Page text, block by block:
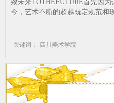
致未来TOTHEFUTURE首先因
今，艺术不断的超越既定规范和
关键词：
四川美术学院
上传
填写